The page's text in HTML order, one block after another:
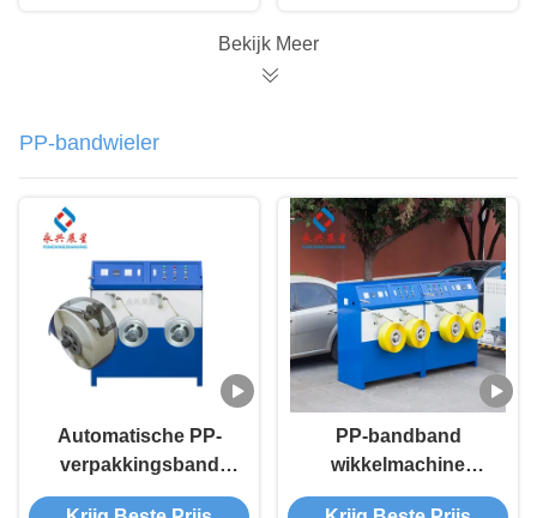
Bekijk Meer
PP-bandwieler
Automatische PP-
verpakkingsband
wikkelmachine
PP-bandband
wikkelmachine
gordel-extrusielijn